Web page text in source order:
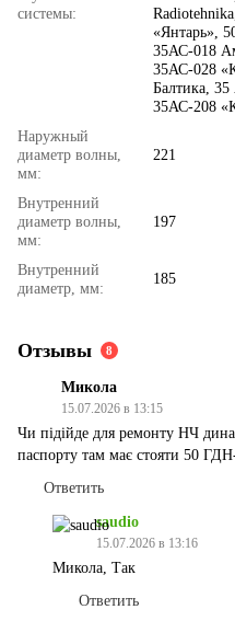
системы:
«Янтарь»,
35АС‑018
35АС‑028
Балтика,
35АС‑208
Наружный
диаметр волны,
мм:
221
Внутренний
диаметр волны,
мм:
197
Внутренний
диаметр, мм:
185
Отзывы 8
Микола
15.07.2026 в 13:15
Чи підійде для ремонту НЧ
паспорту там має стояти 50
Ответить
saudio
15.07.2026 в 13:16
Микола, Так
Ответить